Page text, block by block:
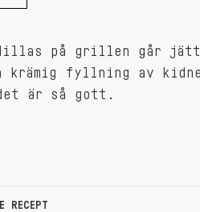
på grillen går
krämig fyllning av
är så gott.
RECEPT